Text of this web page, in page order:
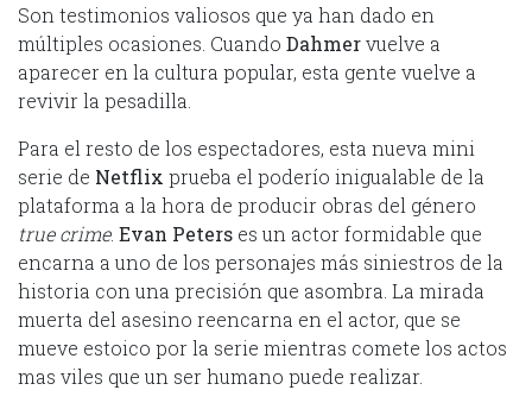
Son testimonios valiosos que ya han dado en
múltiples ocasiones. Cuando Dahmervuelve a
aparecer en la cultura popular, esta gente vuelve a
revivir la pesadilla.
Para el resto de los espectadores, esta nueva mini
serie de Netflix prueba el poderío inigualable de la
plataforma a la hora de producir obras del género
true crime. Evan Peters es un actor formidable que
encarna a uno de los personajes más siniestros de la
historia con una precisión que asombra. La mirada
muerta del asesino reencarna en el actor, que se
mueve estoico por la serie mientras comete los actos
mas viles que un ser humano puede realizar.